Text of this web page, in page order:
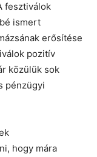
fesztiválok
ismert
erősítése
pozitív
közülük sok
pénzügyi
hogy mára